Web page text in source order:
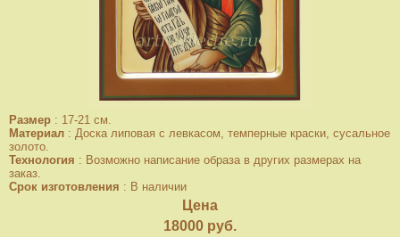
Размер : 17-21 см.
Материал : Доска липовая с левкасом, темперные краски, сусальное
золото.
Технология : Возможно написание образа в других размерах на
заказ.
Срок изготовления : В наличии
Цена
18000 руб.